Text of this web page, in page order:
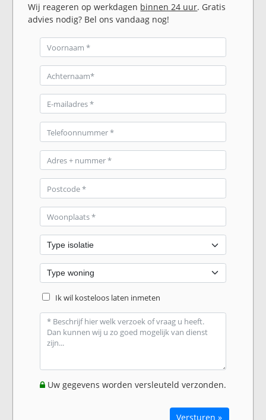
Wij reageren op werkdagen binnen 24 uur. Gratis
advies nodig? Bel ons vandaag nog!
Ik wil kosteloos laten inmeten
Uw gegevens worden versleuteld verzonden.
Versturen »